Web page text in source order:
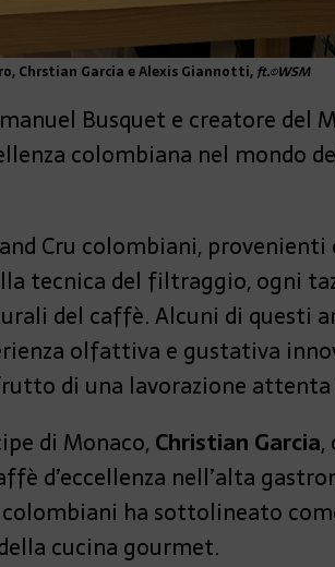
Chrstian Garcia e Alexis Giannotti,ft.©WSM
Busquet e creatore del
colombiana nel mondo
Cru colombiani,
tecnica del filtraggio, ogni
del caffè. Alcuni di questi
olfattiva e gustativa
di una lavorazione
di Monaco, Christian Garcia,
d’eccellenza nell’alta
ha sottolineato
cucina gourmet.